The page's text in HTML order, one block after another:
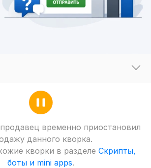
временно приостановил
данного кворка.
кворки в разделе Скрипты,
боты и mini apps.